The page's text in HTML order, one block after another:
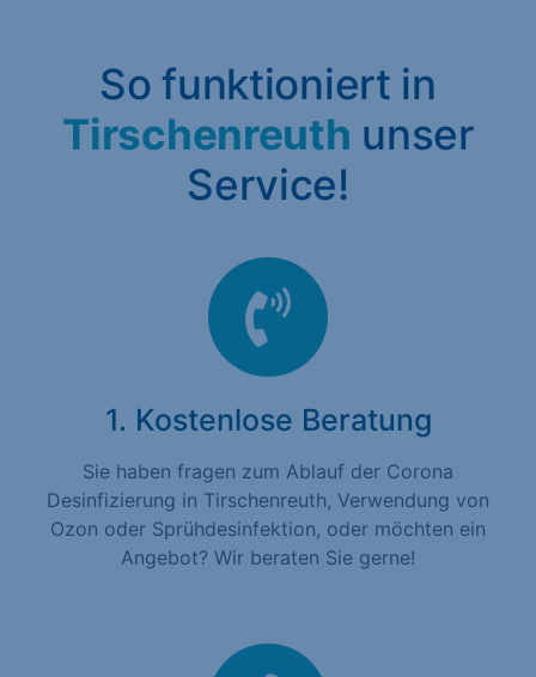
So funktioniert in
Tirschenreuth unser
Service!
1. Kostenlose Beratung
Sie haben fragen zum Ablauf der Corona
Desinfizierung in Tirschenreuth, Verwendung von
Ozon oder Sprühdesinfektion, oder möchten ein
Angebot? Wir beraten Sie gerne!